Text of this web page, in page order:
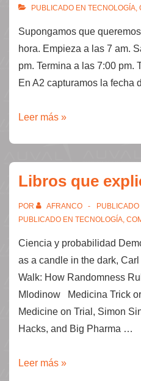
PUBLICADO EN TECNOLOGÍA,
Supongamos que
hora. Empieza a las 7 am.
pm. Termina a las 7:00 pm.
En A2 capturamos la fecha
Atender
por
hora.
Leer más »
Libros que
POR AFRANCO PUBLICADO
PUBLICADO EN TECNOLOGÍA,
Ciencia y probabilidad
as a candle in the dark,
Walk: How Randomness
Mlodinow Medicina Trick
Medicine on Trial, Simon
Hacks, and Big Pharma …
Libros
Leer más »